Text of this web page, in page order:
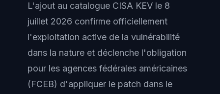
L'ajout au catalogue CISA KEV le 8
juillet 2026 confirme officiellement
l'exploitation active de la vulnérabilité
dans la nature et déclenche l'obligation
pour les agences fédérales américaines
(FCEB) d'appliquer le patch dans le